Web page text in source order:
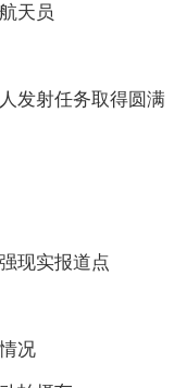
天员
发射任务取得圆满
现实报道点
况